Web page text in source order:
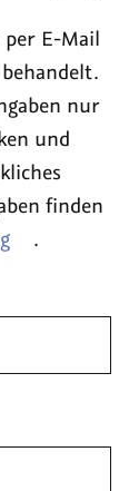
E-Mail
nur
und
finden
.